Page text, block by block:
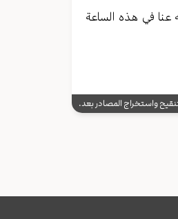
عنا في هذه الساعة
واستخراج المصادر بعد.